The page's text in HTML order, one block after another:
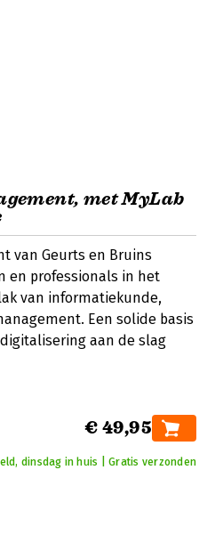
met MyLab
van Geurts en Bruins
en professionals in het
van informatiekunde,
Een solide basis
aan de slag
€ 49,95
dinsdag in huis | Gratis verzonden